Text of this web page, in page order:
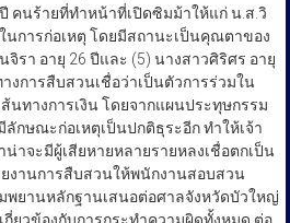
คนร้ายที่ทำหน้าที่เปิดซิมม้าให้แก่ น.ส.วิ
นการก่อเหตุ โดยมีสถานะเป็นคุณตาของ
รา อายุ 26 ปีและ (5) นางสาวศิริศร อายุ
งการสืบสวนเชื่อว่าเป็นตัวการร่วมใน
นทางการเงิน โดยจากแผนประทุษกรรม
กษณะก่อเหตุเป็นปกติธุระอีก ทำให้เจ้า
าจะมีผู้เสียหายหลายรายหลงเชื่อตกเป็น
งานการสืบสวนให้พนักงานสอบสวน
พยานหลักฐานเสนอต่อศาลจังหวัดบัวใหญ่
ยวข้องกับการกระทำความผิดทั้งหมด ต่อ